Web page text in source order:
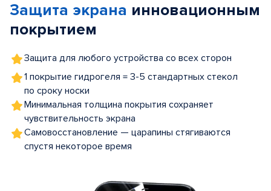
5
Защита экрана инновационным
покрытием
Защита для любого устройства со всех сторон
1 покрытие гидрогеля = 3-5 стандартных стекол
по сроку носки
Минимальная толщина покрытия сохраняет
чувствительность экрана
Самовосстановление — царапины стягиваются
спустя некоторое время